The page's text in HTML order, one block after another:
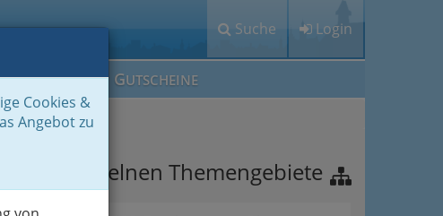
Suche Login
MEIN IG GUTSCHEINE
Cookies &
Angebot zu
Die einzelnen Themengebiete